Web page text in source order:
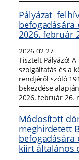
Pályázati
befogadására
2026. február
2026.02.27.
Tisztelt Pályázó!
szolgáltatás és a
rendjéről szóló
bekezdése
2026. február 26.
Módosított
meghirdetett
befogadására
kiírt általános